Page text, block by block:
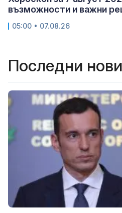
възможности и важни
05:00 • 07.08.26
Последни